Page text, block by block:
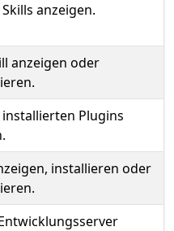
anzeigen.
anzeigen oder
Plugins
installieren oder